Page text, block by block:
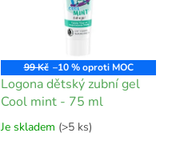
99 Kč –10 %
Logona dětský zubní gel
Cool mint - 75 ml
Je skladem (>5 ks)